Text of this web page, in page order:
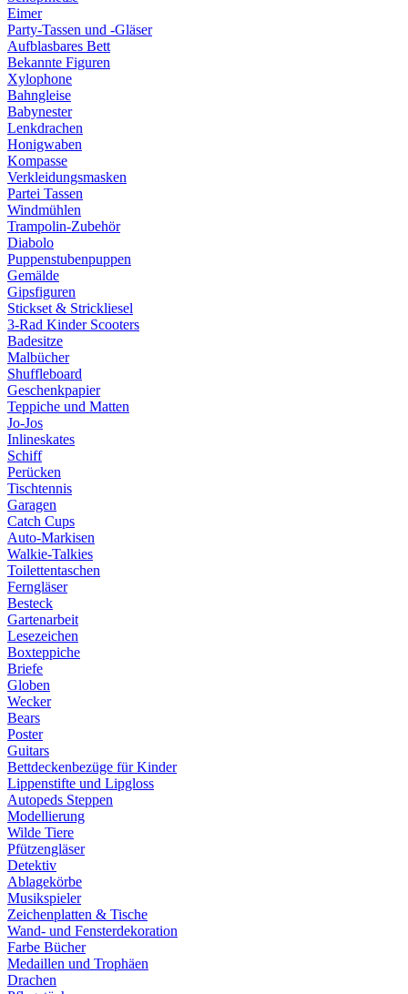
Eimer
Party-Tassen und -Gläser
Aufblasbares Bett
Bekannte Figuren
Xylophone
Bahngleise
Babynester
Lenkdrachen
Honigwaben
Kompasse
Verkleidungsmasken
Partei Tassen
Windmühlen
Trampolin-Zubehör
Diabolo
Puppenstubenpuppen
Gemälde
Gipsfiguren
Stickset & Strickliesel
3-Rad Kinder Scooters
Badesitze
Malbücher
Shuffleboard
Geschenkpapier
Teppiche und Matten
Jo-Jos
Inlineskates
Schiff
Perücken
Tischtennis
Garagen
Catch Cups
Auto-Markisen
Walkie-Talkies
Toilettentaschen
Ferngläser
Besteck
Gartenarbeit
Lesezeichen
Boxteppiche
Briefe
Globen
Wecker
Bears
Poster
Guitars
Bettdeckenbezüge für Kinder
Lippenstifte und Lipgloss
Autopeds Steppen
Modellierung
Wilde Tiere
Pfützengläser
Detektiv
Ablagekörbe
Musikspieler
Zeichenplatten & Tische
Wand- und Fensterdekoration
Farbe Bücher
Medaillen und Trophäen
Drachen